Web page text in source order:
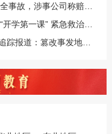
事公司称赔偿要走法律程序
第一课” 紧急救治显担当
发地、隐瞒记录信息度假···